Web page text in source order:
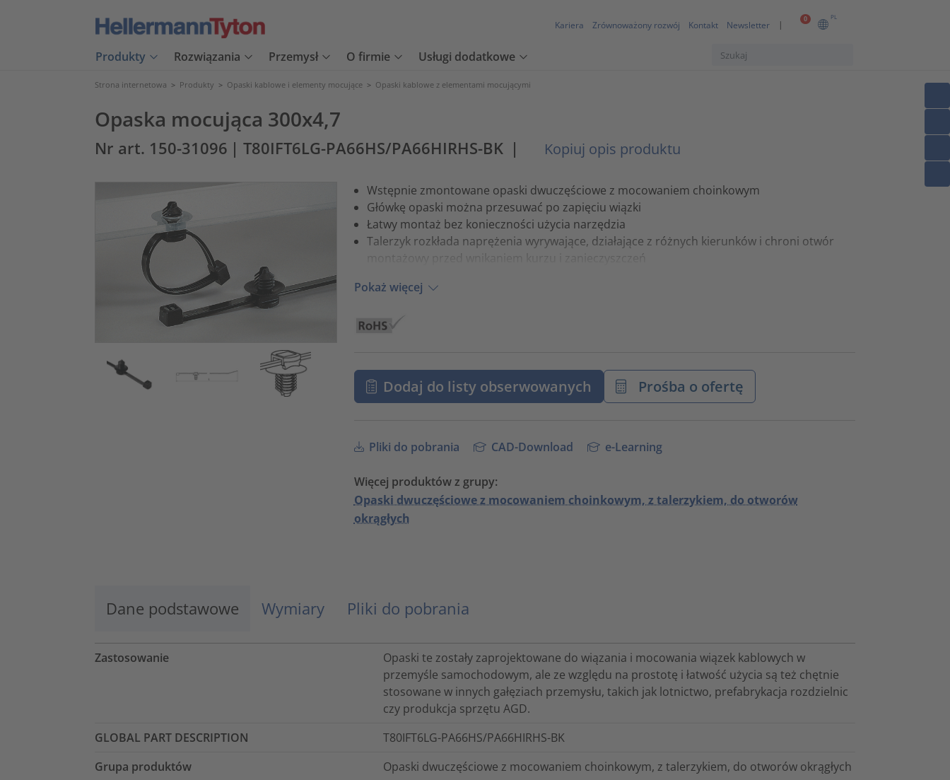
0 PL
Kariera Zrównoważony rozwój Kontakt Newsletter
Produkty Rozwiązania Przemysł O firmie Usługi dodatkowe
Strona internetowa > Produkty > Opaski kablowe i elementy mocujące > Opaski kablowe z elementami mocującymi
Opaska mocująca 300x4,7
Nr art. 150-31096 | T80IFT6LG-PA66HS/PA66HIRHS-BK | Kopiuj opis produktu
Wstępnie zmontowane opaski dwuczęściowe z mocowaniem choinkowym
Główkę opaski można przesuwać po zapięciu wiązki
Łatwy montaż bez konieczności użycia narzędzia
Talerzyk rozkłada naprężenia wyrywające, działające z różnych kierunków i chroni otwór
montażowy przed wnikaniem kurzu i zanieczyszczeń
Pokaż więcej
Dodaj do listy obserwowanych Prośba o ofertę
Pliki do pobrania CAD-Download e-Learning
Więcej produktów z grupy:
Opaski dwuczęściowe z mocowaniem choinkowym, z talerzykiem, do otworów
okrągłych
Dane podstawowe Wymiary Pliki do pobrania
Zastosowanie
Opaski te zostały zaprojektowane do wiązania i mocowania wiązek kablowych w
przemyśle samochodowym, ale ze względu na prostotę i łatwość użycia są też chętnie
stosowane w innych gałęziach przemysłu, takich jak lotnictwo, prefabrykacja rozdzielnic
czy produkcja sprzętu AGD.
GLOBAL PART DESCRIPTION
T80IFT6LG-PA66HS/PA66HIRHS-BK
Grupa produktów
Opaski dwuczęściowe z mocowaniem choinkowym, z talerzykiem, do otworów okrągłych